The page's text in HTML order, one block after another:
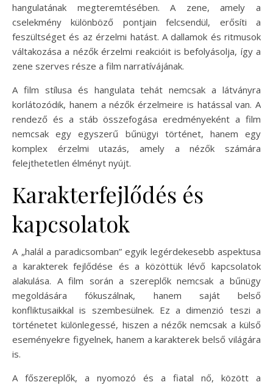
hangulatának megteremtésében. A zene, amely a
cselekmény különböző pontjain felcsendül, erősíti a
feszültséget és az érzelmi hatást. A dallamok és ritmusok
váltakozása a nézők érzelmi reakcióit is befolyásolja, így a
zene szerves része a film narratívájának.
A film stílusa és hangulata tehát nemcsak a látványra
korlátozódik, hanem a nézők érzelmeire is hatással van. A
rendező és a stáb összefogása eredményeként a film
nemcsak egy egyszerű bűnügyi történet, hanem egy
komplex érzelmi utazás, amely a nézők számára
felejthetetlen élményt nyújt.
Karakterfejlődés és
kapcsolatok
A „halál a paradicsomban” egyik legérdekesebb aspektusa
a karakterek fejlődése és a közöttük lévő kapcsolatok
alakulása. A film során a szereplők nemcsak a bűnügy
megoldására fókuszálnak, hanem saját belső
konfliktusaikkal is szembesülnek. Ez a dimenzió teszi a
történetet különlegessé, hiszen a nézők nemcsak a külső
eseményekre figyelnek, hanem a karakterek belső világára
is.
A főszereplők, a nyomozó és a fiatal nő, között a